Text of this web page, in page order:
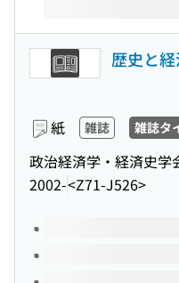
歴史と
紙 雑誌 雑誌タ
政治経済学・経済史学
2002-<Z71-J526>
このタイトルの巻号